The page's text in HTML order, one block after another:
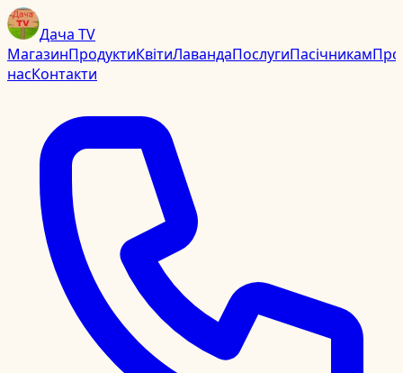
Дача TV
МагазинПродуктиКвітиЛавандаПослугиПасічникамПро
насКонтакти